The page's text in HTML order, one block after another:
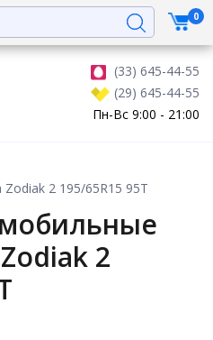
(33) 645-44-55
(29) 645-44-55
Пн-Вс 9:00 - 21:00
0
2 195/65R15 95T
2